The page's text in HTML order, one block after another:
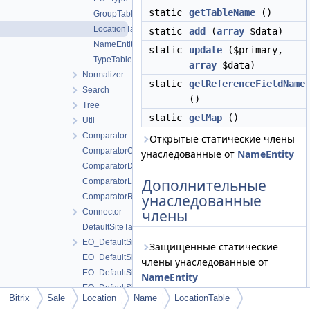
GroupTable
LocationTable
NameEntity
TypeTable
Normalizer
Search
Tree
Util
Comparator
ComparatorCountry
ComparatorDistrict
ComparatorLocality
ComparatorRegion
Connector
DefaultSiteTable
EO_DefaultSite
EO_DefaultSite_Collection
EO_DefaultSite_Entity
EO_DefaultSite_Query
EO_DefaultSite_Result
static
getTableName ()
static
add (array $data)
static
update ($primary,
array $data)
static
getReferenceFieldName
()
static
getMap ()
Открытые статические члены
унаследованные от NameEntity
Дополнительные
унаследованные
члены
Защищенные статические
члены унаследованные от
NameEntity
Bitrix Sale Location Name LocationTable